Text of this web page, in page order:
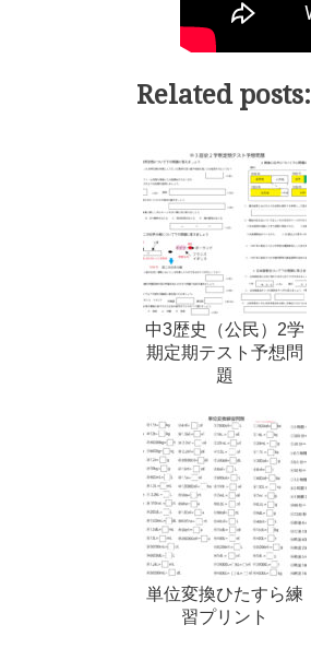
Related posts:
中3歴史（公民）2学
期定期テスト予想問
題
単位変換ひたすら練
習プリント